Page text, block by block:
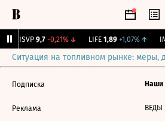
BISVP 9,7 -0,21%↓ LIFE 1,89 +1,07%↑
Ситуация на топливном рынке: меры,
Подписка
Реклама
Наши
ВЕДЫ